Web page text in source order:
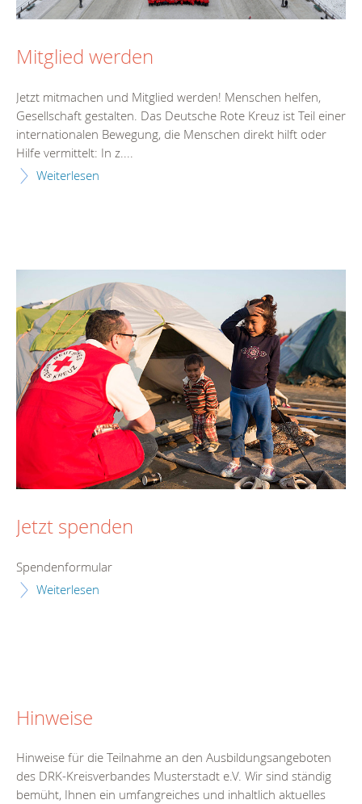
Mitglied werden
Jetzt mitmachen und Mitglied werden! Menschen helfen,
Gesellschaft gestalten. Das Deutsche Rote Kreuz ist Teil einer
internationalen Bewegung, die Menschen direkt hilft oder
Hilfe vermittelt: In z....
Weiterlesen
Jetzt spenden
Spendenformular
Weiterlesen
Hinweise
Hinweise für die Teilnahme an den Ausbildungsangeboten
des DRK-Kreisverbandes Musterstadt e.V. Wir sind ständig
bemüht, Ihnen ein umfangreiches und inhaltlich aktuelles